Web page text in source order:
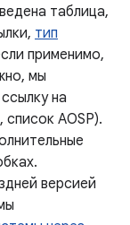
таблица,
тип
применимо,
мы
на
AOSP).
версией